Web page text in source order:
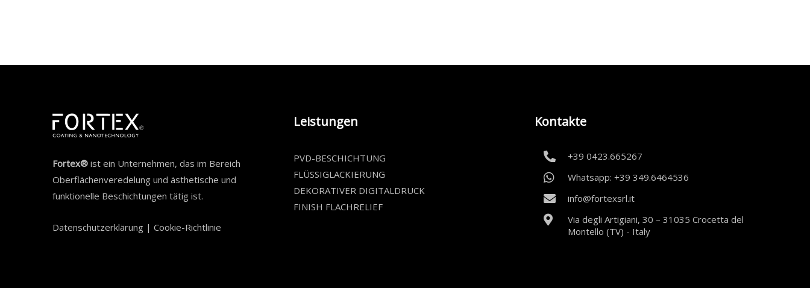
Fortex® ist ein Unternehmen, das im Bereich
Oberflächenveredelung und ästhetische und
funktionelle Beschichtungen tätig ist.
Datenschutzerklärung | Cookie-Richtlinie
Leistungen
PVD-BESCHICHTUNG
FLÜSSIGLACKIERUNG
DEKORATIVER DIGITALDRUCK
FINISH FLACHRELIEF
Kontakte
+39 0423.665267
Whatsapp: +39 349.6464536
info@fortexsrl.it
Via degli Artigiani, 30 – 31035 Crocetta del
Montello (TV) - Italy